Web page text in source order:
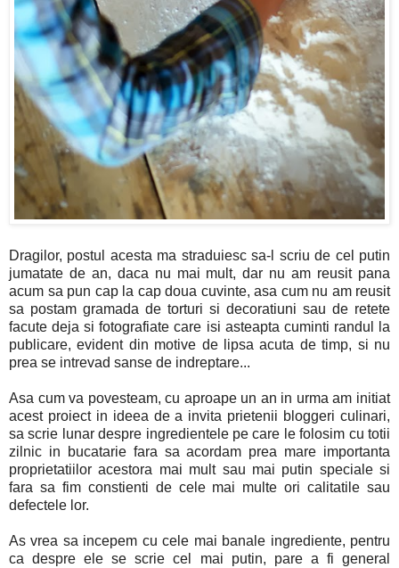
Dragilor, postul acesta ma straduiesc sa-l scriu de cel putin
jumatate de an, daca nu mai mult, dar nu am reusit pana
acum sa pun cap la cap doua cuvinte, asa cum nu am reusit
sa postam gramada de torturi si decoratiuni sau de retete
facute deja si fotografiate care isi asteapta cuminti randul la
publicare, evident din motive de lipsa acuta de timp, si nu
prea se intrevad sanse de indreptare...
Asa cum va povesteam, cu aproape un an in urma am initiat
acest proiect in ideea de a invita prietenii bloggeri culinari,
sa scrie lunar despre ingredientele pe care le folosim cu totii
zilnic in bucatarie fara sa acordam prea mare importanta
proprietatiilor acestora mai mult sau mai putin speciale si
fara sa fim constienti de cele mai multe ori calitatile sau
defectele lor.
As vrea sa incepem cu cele mai banale ingrediente, pentru
ca despre ele se scrie cel mai putin, pare a fi general